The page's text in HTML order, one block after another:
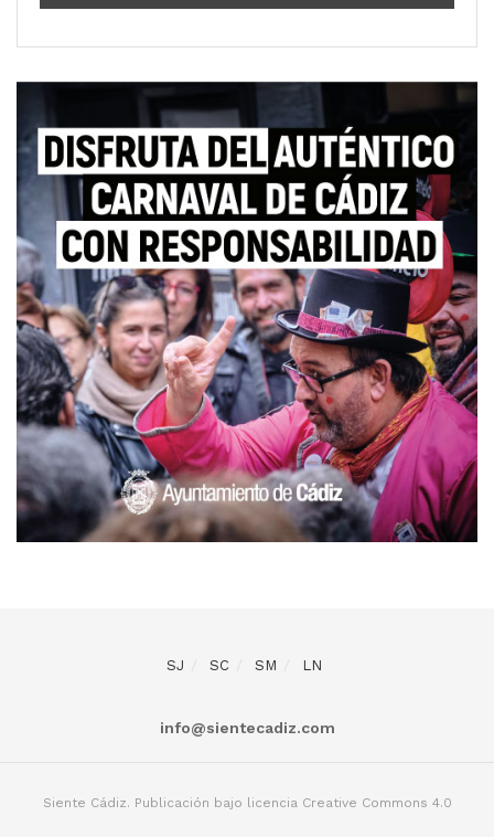
SJ SC SM LN
info@sientecadiz.com
Siente Cádiz. Publicación bajo licencia Creative Commons 4.0